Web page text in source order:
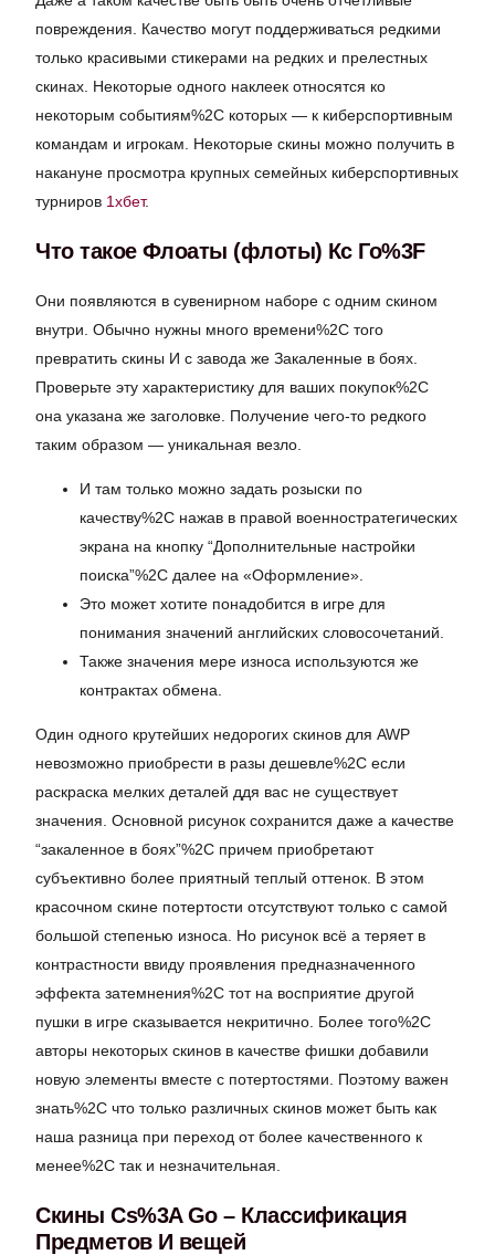
повреждения. Качество могут поддерживаться редкими
только красивыми стикерами на редких и прелестных
скинах. Некоторые одного наклеек относятся ко
некоторым событиям%2C которых — к киберспортивным
командам и игрокам. Некоторые скины можно получить в
накануне просмотра крупных семейных киберспортивных
турниров 1хбет.
Что такое Флоаты (флоты) Кс Го%3F
Они появляются в сувенирном наборе с одним скином
внутри. Обычно нужны много времени%2C того
превратить скины И с завода же Закаленные в боях.
Проверьте эту характеристику для ваших покупок%2C
она указана же заголовке. Получение чего-то редкого
таким образом — уникальная везло.
И там только можно задать розыски по
качеству%2C нажав в правой военностратегических
экрана на кнопку “Дополнительные настройки
поиска”%2C далее на «Оформление».
Это может хотите понадобится в игре для
понимания значений английских словосочетаний.
Также значения мере износа используются же
контрактах обмена.
Один одного крутейших недорогих скинов для AWP
невозможно приобрести в разы дешевле%2C если
раскраска мелких деталей ддя вас не существует
значения. Основной рисунок сохранится даже а качестве
“закаленное в боях”%2C причем приобретают
субъективно более приятный теплый оттенок. В этом
красочном скине потертости отсутствуют только с самой
большой степенью износа. Но рисунок всё а теряет в
контрастности ввиду проявления предназначенного
эффекта затемнения%2C тот на восприятие другой
пушки в игре сказывается некритично. Более того%2C
авторы некоторых скинов в качестве фишки добавили
новую элементы вместе с потертостями. Поэтому важен
знать%2C что только различных скинов может быть как
наша разница при переход от более качественного к
менее%2C так и незначительная.
Скины Cs%3A Go – Классификация
Предметов И вещей